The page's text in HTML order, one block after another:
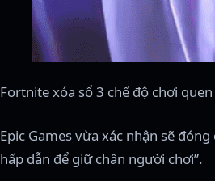
Fortnite xóa sổ 3 chế độ chơi
Epic Games vừa xác nhận sẽ
hấp dẫn để giữ chân người chơi”.